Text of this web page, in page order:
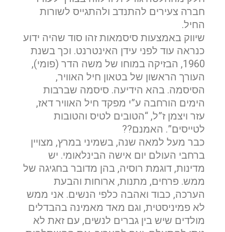
חברה צעירים להתנדב ולהתגייס לשורות
החיל.
שיווק באמצעות סיסמאות זהו סוד שהיה ידוע
כנראה עוד לפני עידן האינטרנט. וכך בשנת
1960, הבזיקה במוחו של משה הדר (פומי),
העורך הראשון של בטאון חיל האוויר,
הסיסמה. בהא הידיעה. סיסמה שברבות
הימים הורחבה ע”י מפקד חיל האוויר דאז,
עזר ויצמן ז”ל, “הטובים לטיס והטובות
לטייסים”. האמנם??
כבר מעל למאה שנה, בשמיני במרץ, מצויין
ברחבי העולם יום אישה הבינלאומי. יש
מדינות, דוגמת רוסיה, בהן מדובר בחגיגה של
ממש. פרחים, מתנות, ארוחות והבעת
הערכה, כבוד ואהבה כלפי הנשים. אני ממש
לא פמיניסטית, וגם מאד מאמינה בהבדלים
מולדים שיש בין גברים לנשים, עם זאת לא